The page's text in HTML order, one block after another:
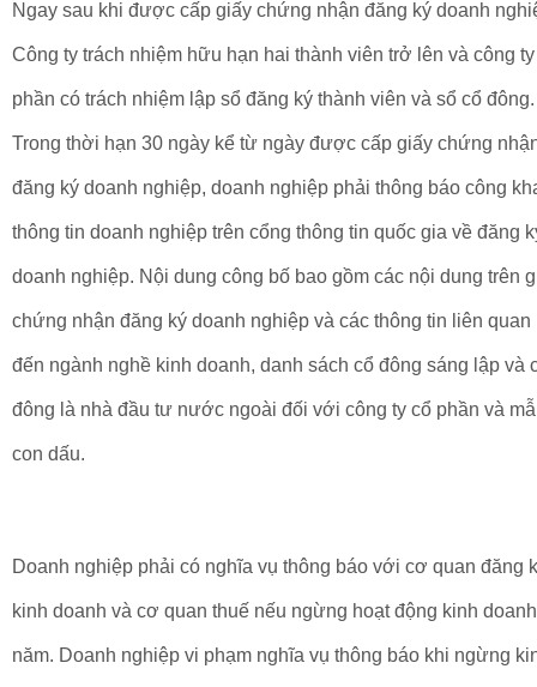
Ngay sau khi được cấp giấy chứng nhận đăng ký doanh
Công ty trách nhiệm hữu hạn hai thành viên trở lên và công
phần có trách nhiệm lập sổ đăng ký thành viên và sổ cổ đông.
Trong thời hạn 30 ngày kể từ ngày được cấp giấy chứng
đăng ký doanh nghiệp, doanh nghiệp phải thông báo công
thông tin doanh nghiệp trên cổng thông tin quốc gia về đăng
doanh nghiệp. Nội dung công bố bao gồm các nội dung trên
chứng nhận đăng ký doanh nghiệp và các thông tin liên quan
đến ngành nghề kinh doanh, danh sách cổ đông sáng lập và
đông là nhà đầu tư nước ngoài đối với công ty cổ phần và
con dấu.
Doanh nghiệp phải có nghĩa vụ thông báo với cơ quan đăng
kinh doanh và cơ quan thuế nếu ngừng hoạt động kinh
năm. Doanh nghiệp vi phạm nghĩa vụ thông báo khi ngừng